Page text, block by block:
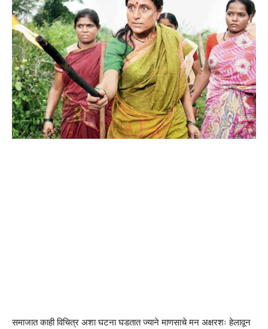
समाजात काही विचित्र अशा घटना घडतात ज्याने माणसाचे मन अक्षरशः हेलावून